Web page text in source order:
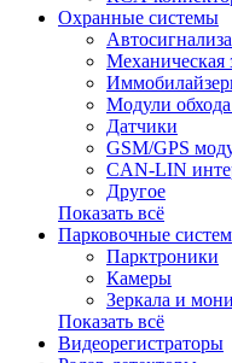
Охранные системы
Механическая
Модули
Датчики
GSM/GPS
CAN-LIN
Другое
Показать всё
Парковочные
Парктроники
Камеры
Зеркала и
Показать всё
Видеорегистраторы